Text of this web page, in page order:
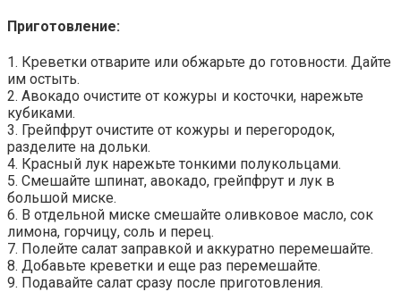
Приготовление:
1. Креветки отварите или обжарьте до готовности. Дайте
им остыть.
2. Авокадо очистите от кожуры и косточки, нарежьте
кубиками.
3. Грейпфрут очистите от кожуры и перегородок,
разделите на дольки.
4. Красный лук нарежьте тонкими полукольцами.
5. Смешайте шпинат, авокадо, грейпфрут и лук в
большой миске.
6. В отдельной миске смешайте оливковое масло, сок
лимона, горчицу, соль и перец.
7. Полейте салат заправкой и аккуратно перемешайте.
8. Добавьте креветки и еще раз перемешайте.
9. Подавайте салат сразу после приготовления.